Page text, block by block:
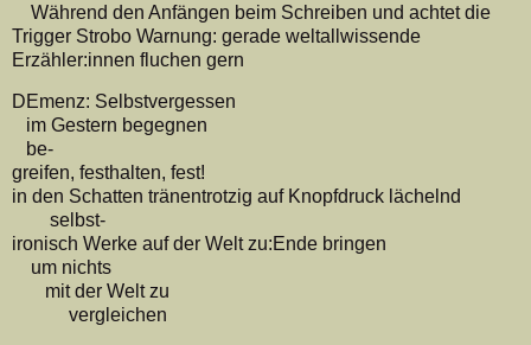
Während den Anfängen beim Schreiben und achtet die
Trigger Strobo Warnung: gerade weltallwissende
Erzähler:innen fluchen gern
DEmenz: Selbstvergessen
im Gestern begegnen
be-
greifen, festhalten, fest!
in den Schatten tränentrotzig auf Knopfdruck lächelnd
selbst-
ironisch Werke auf der Welt zu:Ende bringen
um nichts
mit der Welt zu
vergleichen